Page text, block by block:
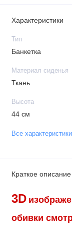
Характеристики
Тип
Банкетка
Материал сиденья
Ткань
Высота
44 см
Все характеристики
Краткое описание
3D
обивки